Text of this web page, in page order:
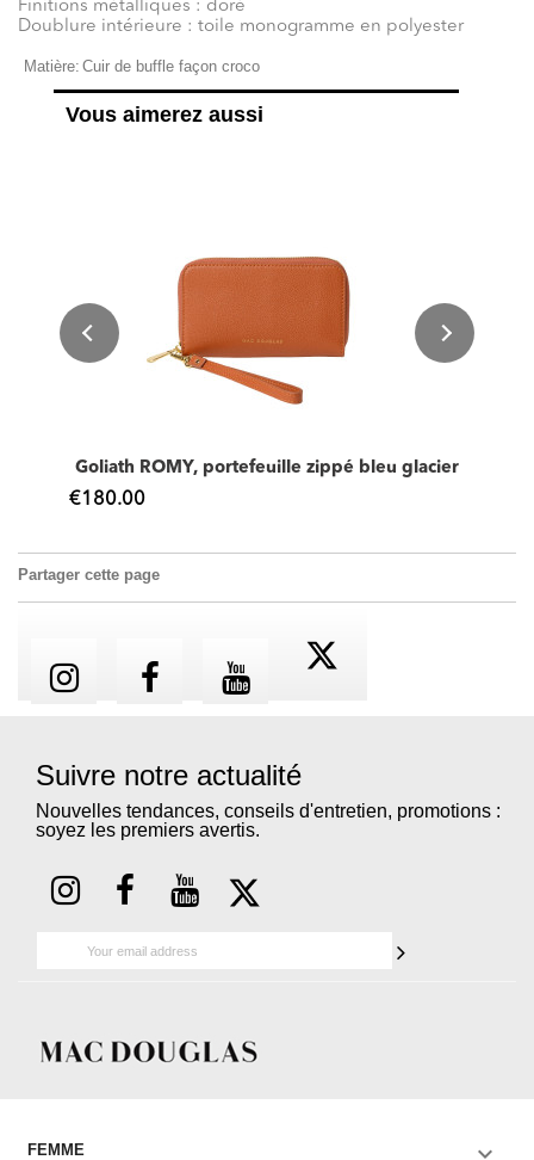
Finitions métalliques : doré
Doublure intérieure : toile monogramme en polyester
Matière: Cuir de buffle façon croco
Vous aimerez aussi
Goliath ROMY, portefeuille zippé bleu glacier
€180.00
Partager cette page
Suivre notre actualité
Nouvelles tendances, conseils d'entretien, promotions :
soyez les premiers avertis.
FEMME